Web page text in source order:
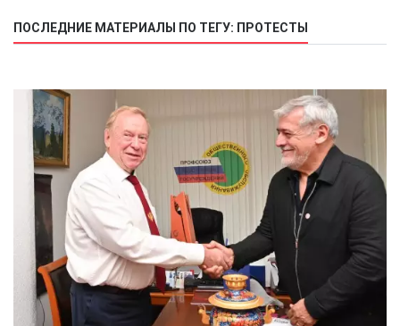
ПОСЛЕДНИЕ МАТЕРИАЛЫ ПО ТЕГУ: ПРОТЕСТЫ